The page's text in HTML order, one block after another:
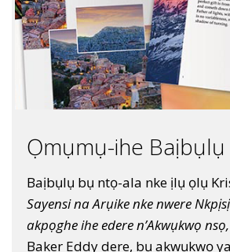
Ọmụmụ-ihe Baịbụlụ
Baịbụlụ bụ ntọ-ala nke ịlụ ọlụ
Sayensi na Arụike nke nwere
akpọghe ihe edere n’Akwụkwọ nsọ,
Baker Eddy dere, bụ akwụkwọ